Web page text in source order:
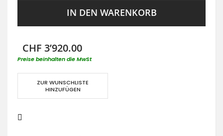
IN DEN WARENKORB
CHF 3’920.00
Preise beinhalten die MwSt
ZUR WUNSCHLISTE
HINZUFÜGEN